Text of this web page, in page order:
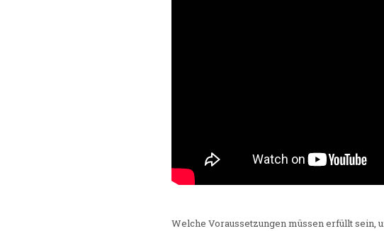
Welche Voraussetzungen müssen erfüllt